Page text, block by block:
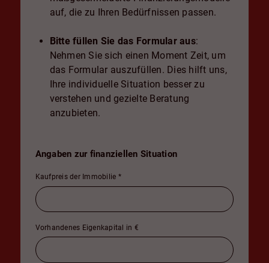
auf, die zu Ihren Bedürfnissen passen.
Bitte füllen Sie das Formular aus:
Nehmen Sie sich einen Moment Zeit, um
das Formular auszufüllen. Dies hilft uns,
Ihre individuelle Situation besser zu
verstehen und gezielte Beratung
anzubieten.
Angaben zur finanziellen Situation
Kaufpreis der Immobilie *
Vorhandenes Eigenkapital in €